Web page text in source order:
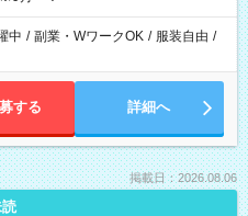
中 / 副業・WワークOK / 服装自由 /
する 詳細へ
掲載日：2026.08.06